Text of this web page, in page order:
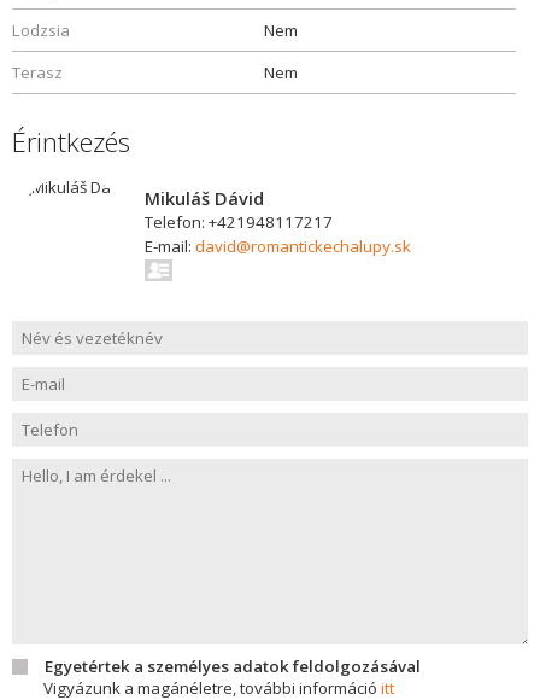
Lodzsia
Nem
Terasz
Nem
Érintkezés
Mikuláš Dávid
Telefon: +421948117217
E-mail: david@romantickechalupy.sk
Egyetértek a személyes adatok feldolgozásával
Vigyázunk a magánéletre, további információ itt